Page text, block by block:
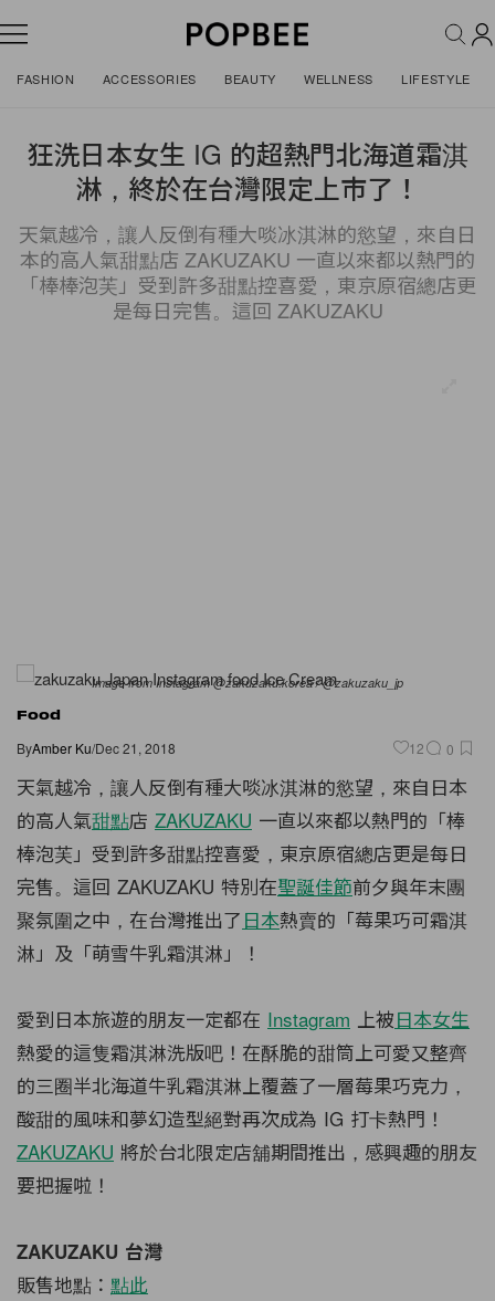
FASHION ACCESSORIES BEAUTY WELLNESS LIFESTYLE
狂洗日本女生 IG 的超熱門北海道霜淇
淋，終於在台灣限定上市了！
天氣越冷，讓人反倒有種大啖冰淇淋的慾望，來自日
本的高人氣甜點店 ZAKUZAKU 一直以來都以熱門的
「棒棒泡芙」受到許多甜點控喜愛，東京原宿總店更
是每日完售。這回 ZAKUZAKU
Image from Instagram @zakuzaku.korea / @zakuzaku_jp
Food
ByAmber Ku/Dec 21, 2018 12 0
天氣越冷，讓人反倒有種大啖冰淇淋的慾望，來自日本
的高人氣甜點店 ZAKUZAKU 一直以來都以熱門的「棒
棒泡芙」受到許多甜點控喜愛，東京原宿總店更是每日
完售。這回 ZAKUZAKU 特別在聖誕佳節前夕與年末團
聚氛圍之中，在台灣推出了 日本熱賣的「莓果巧可霜淇
淋」及「萌雪牛乳霜淇淋」！
愛到日本旅遊的朋友一定都在 Instagram 上被日本女生
熱愛的這隻霜淇淋洗版吧！在酥脆的甜筒上可愛又整齊
的三圈半北海道牛乳霜淇淋上覆蓋了一層莓果巧克力，
酸甜的風味和夢幻造型絕對再次成為 IG 打卡熱門！
ZAKUZAKU 將於台北限定店舖期間推出，感興趣的朋友
要把握啦！
ZAKUZAKU 台灣
販售地點： 點此